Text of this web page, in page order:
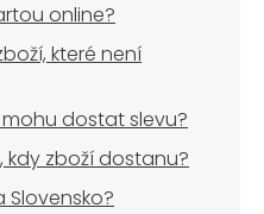
online?
které není
dostat slevu?
kdy zboží dostanu?
Slovensko?